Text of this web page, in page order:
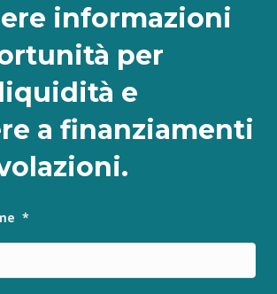
informazioni
per
e
a finanziamenti
*